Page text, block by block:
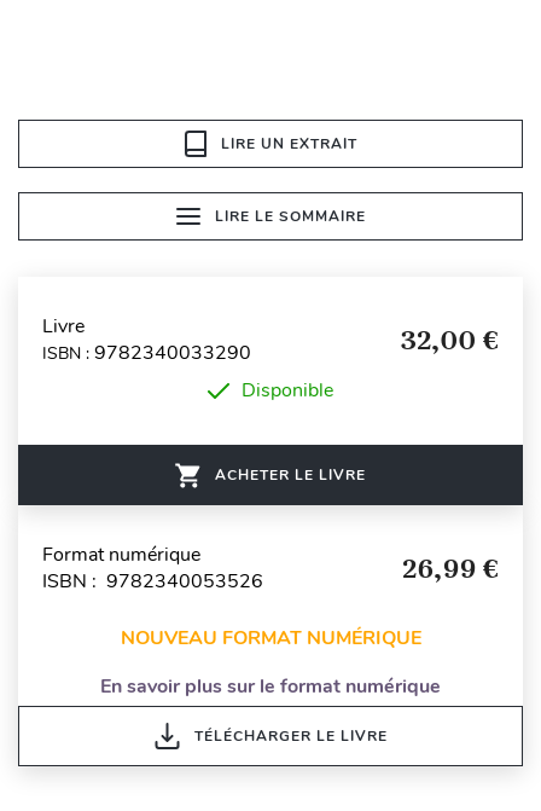
LIRE UN EXTRAIT
LIRE LE SOMMAIRE
Livre
ISBN : 9782340033290 32,00 €
Disponible
ACHETER LE LIVRE
Format numérique
ISBN : 9782340053526
26,99 €
NOUVEAU FORMAT NUMÉRIQUE
En savoir plus sur le format numérique
TÉLÉCHARGER LE LIVRE